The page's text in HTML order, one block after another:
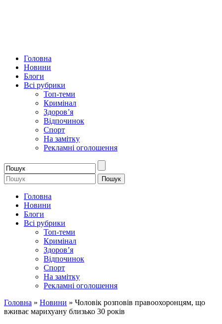
Головна
Новини
Блоги
Всі рубрики
Топ-теми
Кримінал
Здоров’я
Відпочинок
Спорт
На замітку
Рекламні оголошення
Головна
Новини
Блоги
Всі рубрики
Топ-теми
Кримінал
Здоров’я
Відпочинок
Спорт
На замітку
Рекламні оголошення
Головна » Новини » Чоловік розповів правоохоронцям, що
вживає марихуану близько 30 років